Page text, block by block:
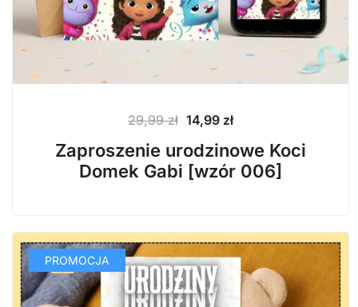
29,99zł Pierwotna
cena
wynosiła:
29,99 zł.
14,99 złAktualna
wynosi:
14,99 zł.
Zaproszenie urodzinowe Koci
Domek Gabi [wzór 006]
PROMOCJA